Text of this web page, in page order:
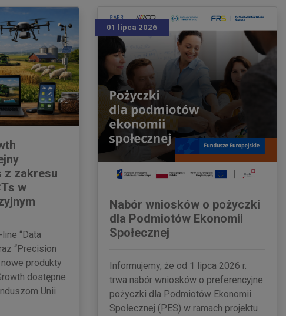
z zakresu
w
“Data
“Precision
produkty
dostępne
Unii
01 lipca 2026
Nabór wniosków o pożyczki
dla Podmiotów Ekonomii
Społecznej
Informujemy, że od 1 lipca 2026 r.
trwa nabór wniosków o preferencyjne
pożyczki dla Podmiotów Ekonomii
Społecznej (PES) w ramach projektu